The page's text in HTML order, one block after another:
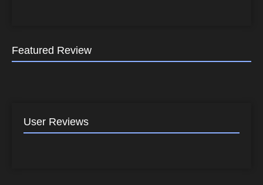
Featured Review
User Reviews